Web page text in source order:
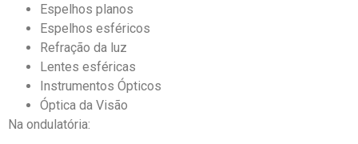
Espelhos planos
Espelhos esféricos
Refração da luz
Lentes esféricas
Instrumentos Ópticos
Óptica da Visão
Na ondulatória: